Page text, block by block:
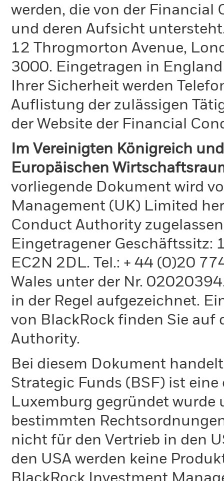
werden, die von der Financial
und deren Aufsicht
12 Throgmorton Avenue,
3000. Eingetragen in
Ihrer Sicherheit werden
Auflistung der zulässigen
der Website der Financial
Im Vereinigten Königreich
Europäischen
vorliegende Dokument wird
Management (UK) Limited
Conduct Authority
Eingetragener Geschäftssitz:
EC2N 2DL. Tel.: + 44 (0)20
Wales unter der Nr.
in der Regel aufgezeichnet.
von BlackRock finden Sie auf
Authority.
Bei diesem Dokument
Strategic Funds (BSF) ist
Luxemburg gegründet
bestimmten
nicht für den Vertrieb in den
den USA werden keine